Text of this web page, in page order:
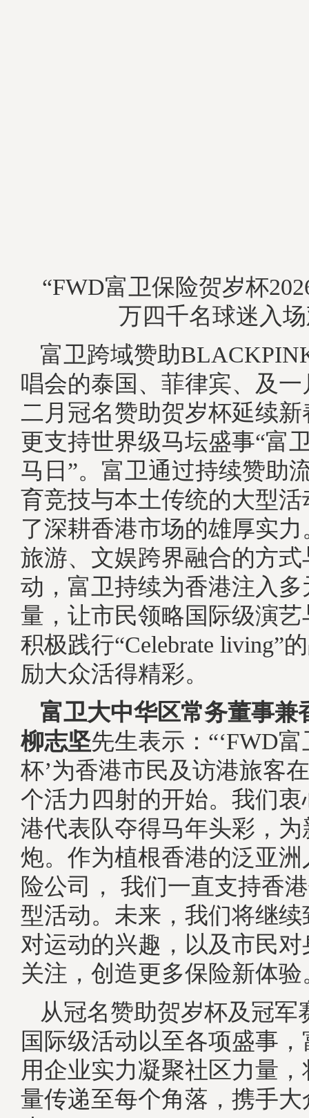
“FWD富卫保险贺岁杯
万四千名球迷入
富卫跨域赞助
唱会的泰国、菲律宾、及
二月冠名赞助贺岁杯延续
更支持世界级马坛盛事“富
马日”。富卫通过持续赞助
育竞技与本土传统的大型
了深耕香港市场的雄厚实
旅游、文娱跨界融合的方
动，富卫持续为香港注入
量，让市民领略国际级演
积极践行“Celebrate living”
励大众活得精彩。
富卫大中华区常务董事兼
柳志坚先生表示：“‘FWD
杯’为香港市民及访港旅客
个活力四射的开始。我们
港代表队夺得马年头彩，
炮。作为植根香港的泛亚
险公司， 我们一直支持香
型活动。未来，我们将继
对运动的兴趣，以及市民
关注，创造更多保险新体验
从冠名赞助贺岁杯及冠军
国际级活动以至各项盛事
用企业实力凝聚社区力量
量传递至每个角落，携手